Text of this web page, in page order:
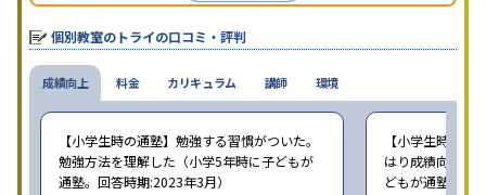
個別教室のトライの口コミ・評判
成績向上
【小学生時の通塾】勉強する習慣がついた。
勉強方法を理解した（小学5年時に子どもが
通塾。回答時期:2023年3月）
【小学生時の通
はり成績向上に
どもが通塾。回
料金 カリキュラム 講師 環境